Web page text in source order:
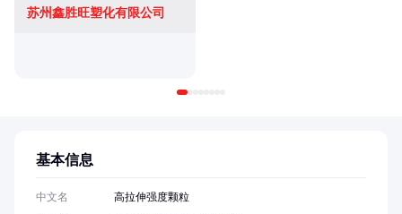
苏州鑫胜旺塑化有限公司
基本信息
中文名
高拉伸强度颗粒